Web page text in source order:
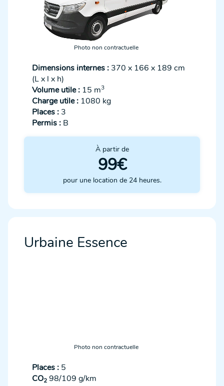
Photo non contractuelle
Dimensions internes : 370 x 166 x 189 cm
(L x l x h)
Volume utile : 15 m3
Charge utile : 1080 kg
Places : 3
Permis : B
À partir de
99€
pour une location de 24 heures.
Urbaine Essence
Photo non contractuelle
Places : 5
CO2 98/109 g/km